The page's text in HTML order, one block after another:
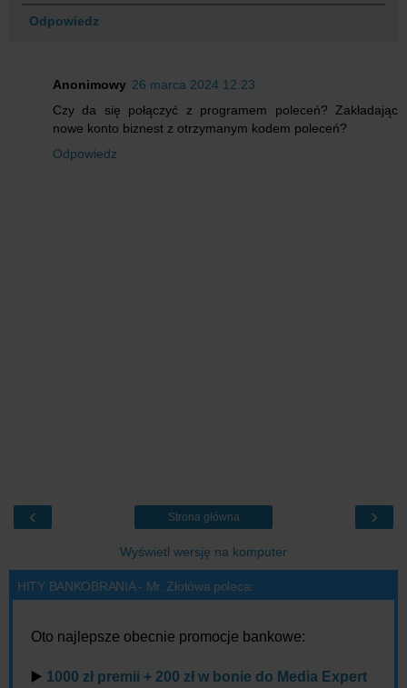
Odpowiedz
Anonimowy 26 marca 2024 12:23
Czy da się połączyć z programem poleceń? Zakładając
nowe konto biznest z otrzymanym kodem poleceń?
Odpowiedz
‹ ›
Strona główna
Wyświetl wersję na komputer
HITY BANKOBRANIA - Mr. Złotówa poleca:
Oto najlepsze obecnie promocje bankowe:
▶️ 1000 zł premii + 200 zł w bonie do Media Expert